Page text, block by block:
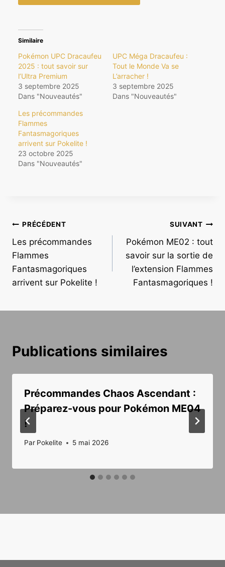
Similaire
Pokémon UPC Dracaufeu
2025 : tout savoir sur
l’Ultra Premium
3 septembre 2025
Dans "Nouveautés"
UPC Méga Dracaufeu :
Tout le Monde Va se
L’arracher !
3 septembre 2025
Dans "Nouveautés"
Les précommandes
Flammes
Fantasmagoriques
arrivent sur Pokelite !
23 octobre 2025
Dans "Nouveautés"
Navigation
de
l’article
PRÉCÉDENT
Les précommandes
Flammes
Fantasmagoriques
arrivent sur Pokelite !
SUIVANT
Pokémon ME02 : tout
savoir sur la sortie de
l’extension Flammes
Fantasmagoriques !
Publications similaires
Précommandes Chaos Ascendant :
Préparez-vous pour Pokémon ME04
!
Par Pokelite 5 mai 2026